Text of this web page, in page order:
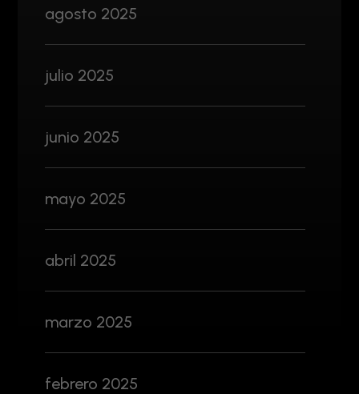
agosto 2025
julio 2025
junio 2025
mayo 2025
abril 2025
marzo 2025
febrero 2025